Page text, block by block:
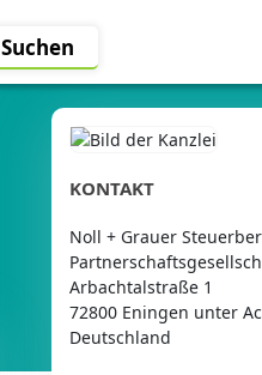
Suchen
KONTAKT
Noll + Grauer
Arbachtalstraße 1
72800 Eningen unter
Deutschland